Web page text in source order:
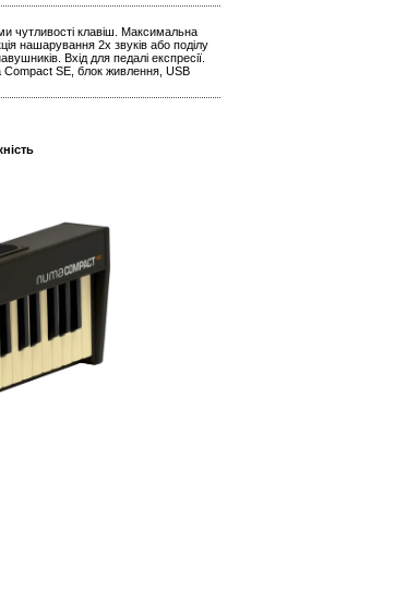
чутливості клавіш. Максимальна
нашарування 2х звуків або поділу
Вхід для педалі експресії.
Compact SE, блок живлення, USB